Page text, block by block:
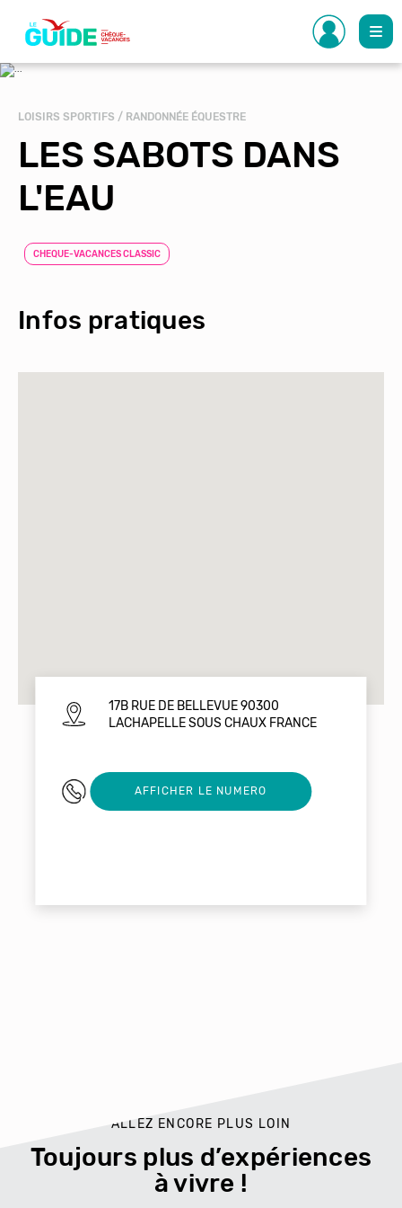
contenu
principal
LOISIRS SPORTIFS / RANDONNÉE ÉQUESTRE
LES SABOTS DANS
L'EAU
CHEQUE-VACANCES CLASSIC
Infos pratiques
17B RUE DE BELLEVUE 90300
LACHAPELLE SOUS CHAUX FRANCE
06 52 98 04 75
AFFICHER LE NUMERO
ALLEZ ENCORE PLUS LOIN
Toujours plus d’expériences
à vivre !